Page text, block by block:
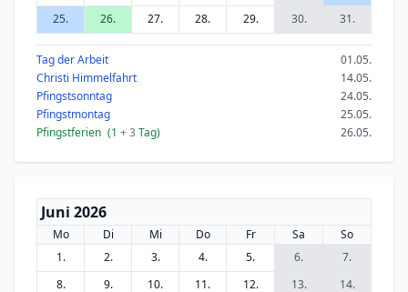
25.
26. 27. 28. 29. 30. 31.
Tag der Arbeit
01.05.
Christi Himmelfahrt
14.05.
Pfingstsonntag
24.05.
Pfingstmontag
25.05.
Pfingstferien (1 + 3 Tag) 26.05.
Juni 2026
Mo Di Mi Do Fr Sa
So
1.
2. 3. 4. 5. 6.
7.
8.
9. 10. 11. 12. 13. 14.